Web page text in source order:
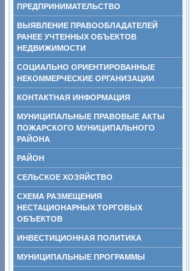
ПРЕДПРИНИМАТЕЛЬСТВО
ВЫЯВЛЕНИЕ ПРАВООБЛАДАТЕЛЕЙ
РАНЕЕ УЧТЕННЫХ ОБЪЕКТОВ
НЕДВИЖИМОСТИ
СОЦИАЛЬНО ОРИЕНТИРОВАННЫЕ
НЕКОММЕРЧЕСКИЕ ОРГАНИЗАЦИИ
КОНТАКТНАЯ ИНФОРМАЦИЯ
МУНИЦИПАЛЬНЫЕ ПРАВОВЫЕ АКТЫ
ПОЖАРСКОГО МУНИЦИПАЛЬНОГО
РАЙОНА
РАЙОН
СЕЛЬСКОЕ ХОЗЯЙСТВО
СХЕМА РАЗМЕЩЕНИЯ
НЕСТАЦИОНАРНЫХ ТОРГОВЫХ
ОБЪЕКТОВ
ИНВЕСТИЦИОННАЯ ПОЛИТИКА
МУНИЦИПАЛЬНЫЕ ПРОГРАММЫ